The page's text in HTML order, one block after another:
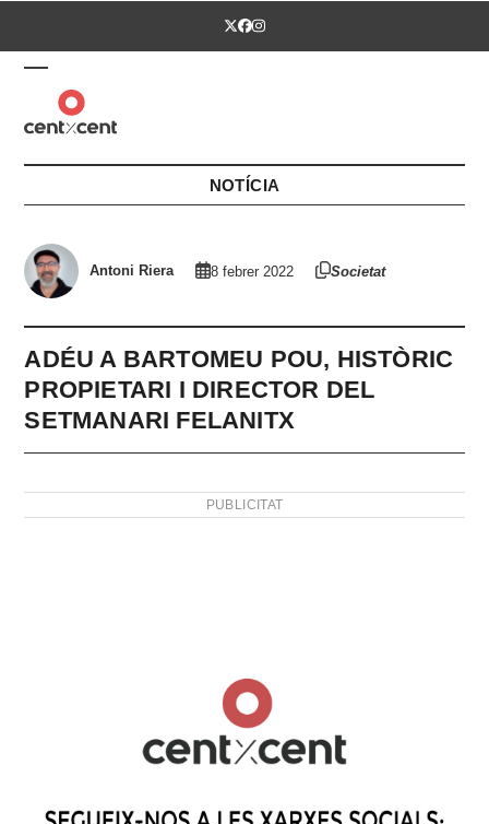
Twitter
Facebook
Instagram
Open
mobile
menu
Close
mobile
menu
NOTÍCIA
Antoni Riera 8 febrer 2022 Societat
ADÉU A BARTOMEU POU, HISTÒRIC
PROPIETARI I DIRECTOR DEL
SETMANARI FELANITX
PUBLICITAT